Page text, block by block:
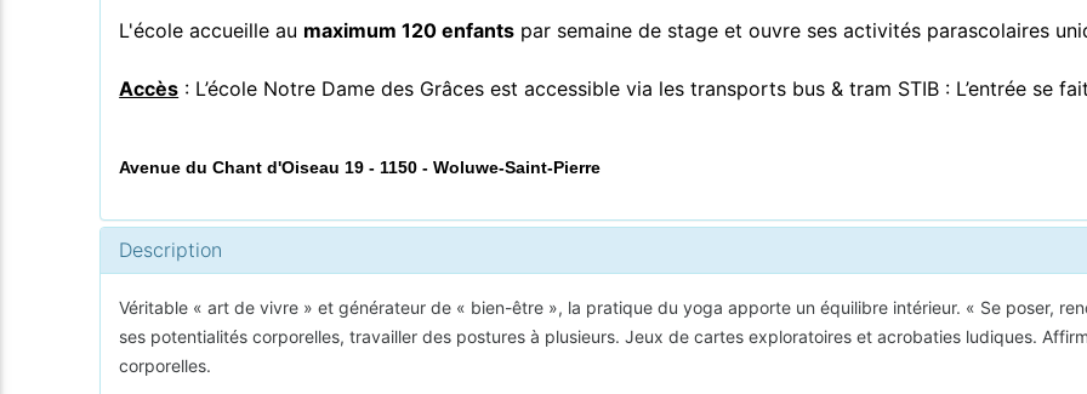
L'école accueille au maximum 120 enfants par semaine de stage et ouvre ses activités parascolaires
Accès : L’école Notre Dame des Grâces est accessible via les transports bus & tram STIB : L’entrée se
Avenue du Chant d'Oiseau 19 - 1150 - Woluwe-Saint-Pierre
Description
Véritable « art de vivre » et générateur de « bien-être », la pratique du yoga apporte un équilibre intérieur. « Se poser,
ses potentialités corporelles, travailler des postures à plusieurs. Jeux de cartes exploratoires et acrobaties ludiques.
corporelles.